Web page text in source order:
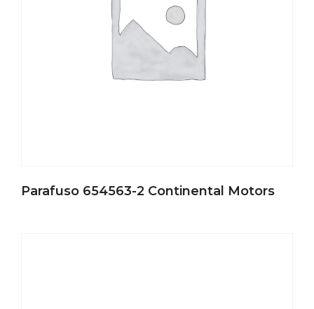
Parafuso 654563-2 Continental Motors